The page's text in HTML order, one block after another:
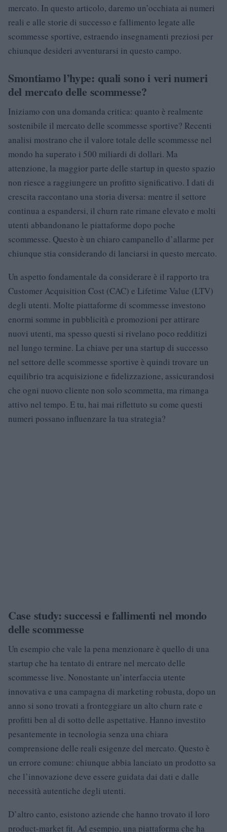
mercato. In questo articolo, daremo un’occhiata ai numeri
reali e alle storie di successo e fallimento legate alle
scommesse sportive, estraendo insegnamenti preziosi per
chiunque desideri avventurarsi in questo campo.
Smontiamo l’hype: quali sono i veri numeri
del mercato delle scommesse?
Iniziamo con una domanda critica: quanto è realmente
sostenibile il mercato delle scommesse sportive? Recenti
analisi mostrano che il valore totale delle scommesse nel
mondo ha superato i 500 miliardi di dollari. Ma
attenzione, la maggior parte delle startup in questo spazio
non riesce a raggiungere un profitto significativo. I dati di
crescita raccontano una storia diversa: mentre il settore
continua a espandersi, il churn rate rimane elevato e molti
utenti abbandonano le piattaforme dopo poche
scommesse. Questo è un chiaro campanello d’allarme per
chiunque stia considerando di lanciarsi in questo mercato.
Un aspetto fondamentale da considerare è il rapporto tra
Customer Acquisition Cost (CAC) e Lifetime Value (LTV)
degli utenti. Molte piattaforme di scommesse investono
enormi somme in pubblicità e promozioni per attirare
nuovi utenti, ma spesso questi si rivelano poco redditizi
nel lungo termine. La chiave per una startup di successo
nel settore delle scommesse sportive è quindi trovare un
equilibrio tra acquisizione e fidelizzazione, assicurandosi
che ogni nuovo cliente non solo scommetta, ma rimanga
attivo nel tempo. E tu, hai mai riflettuto su come questi
numeri possano influenzare la tua strategia?
Case study: successi e fallimenti nel mondo
delle scommesse
Un esempio che vale la pena menzionare è quello di una
startup che ha tentato di entrare nel mercato delle
scommesse live. Nonostante un’interfaccia utente
innovativa e una campagna di marketing robusta, dopo un
anno si sono trovati a fronteggiare un alto churn rate e
profitti ben al di sotto delle aspettative. Hanno investito
pesantemente in tecnologia senza una chiara
comprensione delle reali esigenze del mercato. Questo è
un errore comune: chiunque abbia lanciato un prodotto sa
che l’innovazione deve essere guidata dai dati e dalle
necessità autentiche degli utenti.
D’altro canto, esistono aziende che hanno trovato il loro
product-market fit. Ad esempio, una piattaforma che ha